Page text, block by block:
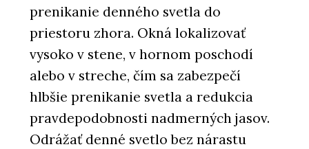
prenikanie denného svetla do
priestoru zhora. Okná lokalizovať
vysoko v stene, v hornom poschodí
alebo v streche, čím sa zabezpečí
hlbšie prenikanie svetla a redukcia
pravdepodobnosti nadmerných jasov.
Odrážať denné svetlo bez nárastu